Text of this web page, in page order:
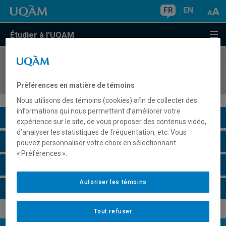
FR EN
Étudier à l'UQAM
COURS//
Description du cours
Horaire - Été 2026
Préférences en matière de témoins
Nous utilisons des témoins (cookies) afin de collecter des
informations qui nous permettent d’améliorer votre
expérience sur le site, de vous proposer des contenus vidéo,
d’analyser les statistiques de fréquentation, etc. Vous
pouvez personnaliser votre choix en sélectionnant
« Préférences ».
Tout refuser
Autoriser les témoins